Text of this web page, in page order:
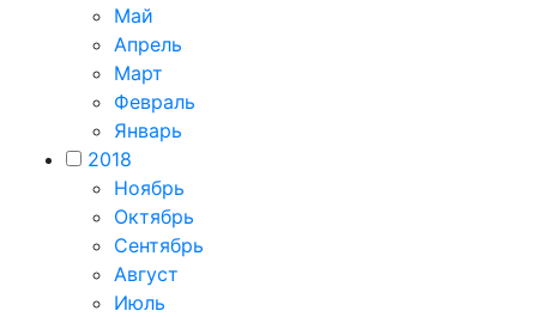
Май
Апрель
Март
Февраль
Январь
2018
Ноябрь
Октябрь
Сентябрь
Август
Июль